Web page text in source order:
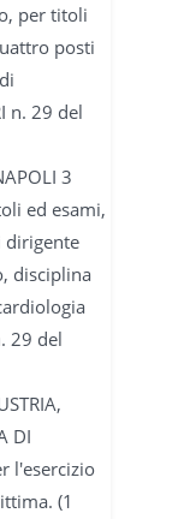
per titoli
posti
n. 29 del
3
ed esami,
dirigente
disciplina
29 del
DI
l'esercizio
(1